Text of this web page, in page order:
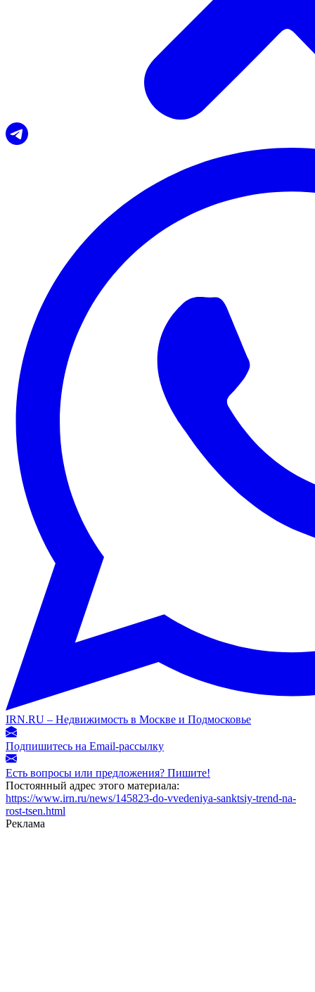
IRN.RU – Недвижимость в Москве и Подмосковье
Подпишитесь на Email-рассылку
Есть вопросы или предложения? Пишите!
Постоянный адрес этого материала:
https://www.irn.ru/news/145823-do-vvedeniya-sanktsiy-trend-na-
rost-tsen.html
Реклама